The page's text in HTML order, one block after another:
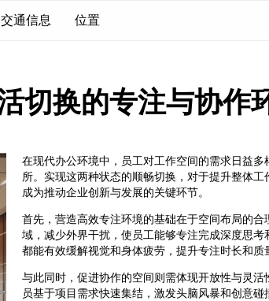
交通信息 位置
切换的专注与协作
在现代办公环境中，员工对工作空间的需求日益
所。实现这两种状态的顺畅切换，对于提升整体
成为推动企业创新与发展的关键环节。
首先，营造高效专注环境的基础在于空间布局的
域，减少外界干扰，使员工能够专注完成深度思
都能有效缓解视觉和身体疲劳，提升专注时长和质
与此同时，促进协作的空间则需体现开放性与灵
员基于项目需求快速集结，激发头脑风暴和创意